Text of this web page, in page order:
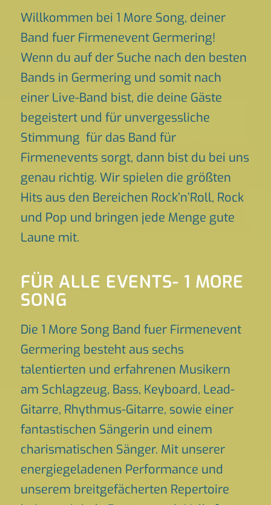
Willkommen bei 1 More Song, deiner
Band fuer Firmenevent Germering!
Wenn du auf der Suche nach den besten
Bands in Germering und somit nach
einer Live-Band bist, die deine Gäste
begeistert und für unvergessliche
Stimmung für das Band für
Firmenevents sorgt, dann bist du bei uns
genau richtig. Wir spielen die größten
Hits aus den Bereichen Rock’n’Roll, Rock
und Pop und bringen jede Menge gute
Laune mit.
FÜR ALLE EVENTS- 1 MORE
SONG
Die 1 More Song Band fuer Firmenevent
Germering besteht aus sechs
talentierten und erfahrenen Musikern
am Schlagzeug, Bass, Keyboard, Lead-
Gitarre, Rhythmus-Gitarre, sowie einer
fantastischen Sängerin und einem
charismatischen Sänger. Mit unserer
energiegeladenen Performance und
unserem breitgefächerten Repertoire